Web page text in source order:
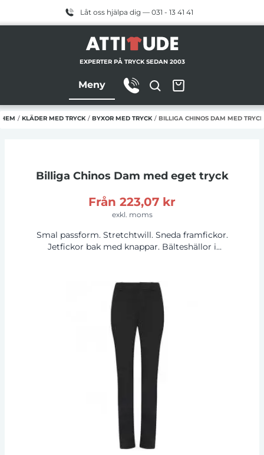
Låt oss hjälpa dig — 031 - 13 41 41
EXPERTER PÅ TRYCK SEDAN 2003
Meny
HEM / KLÄDER MED TRYCK / BYXOR MED TRYCK / BILLIGA CHINOS DAM MED TRYCK
Billiga Chinos Dam med eget tryck
Från 223,07 kr
exkl. moms
Smal passform. Stretchtwill. Sneda framfickor.
Jetfickor bak med knappar. Bälteshällor i